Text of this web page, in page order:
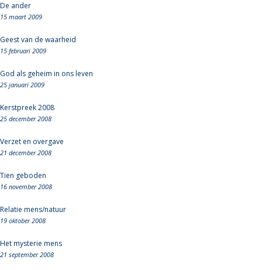
De ander
15 maart 2009
Geest van de waarheid
15 februari 2009
God als geheim in ons leven
25 januari 2009
Kerstpreek 2008
25 december 2008
Verzet en overgave
21 december 2008
Tien geboden
16 november 2008
Relatie mens/natuur
19 oktober 2008
Het mysterie mens
21 september 2008